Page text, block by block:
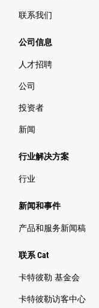
联系我们
公司信息
人才招聘
公司
投资者
新闻
行业解决方案
行业
新闻和事件
产品和服务新闻稿
联系 Cat
卡特彼勒 基金会
卡特彼勒访客中心